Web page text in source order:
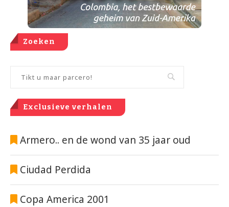
Zoeken
Exclusieve verhalen
Armero.. en de wond van 35 jaar oud
Ciudad Perdida
Copa America 2001